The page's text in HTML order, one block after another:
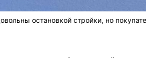
остановкой стройки, но